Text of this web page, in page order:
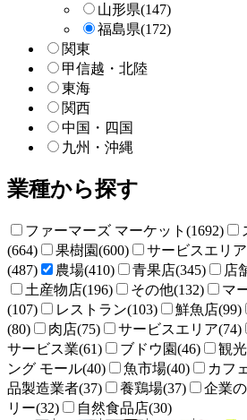
山形県(147)
福島県(172)
関東
甲信越・北陸
東海
関西
中国・四国
九州・沖縄
業種から探す
ファーマーズ マーケット(1692)
(664)
果樹園(600)
サービスエリ
(487)
農場(410) 青果店(345) 店
土産物店(196)
その他(132) マ
(107)
レストラン(103) 鮮魚店(99)
(80)
肉店(75) サービスエリア(74)
サービス業(61)
ブドウ園(46) 観
ング モール(40)
魚市場(40) カフ
品製造業者(37)
養鶏場(37) 企業
リー(32)
自然食品店(30)